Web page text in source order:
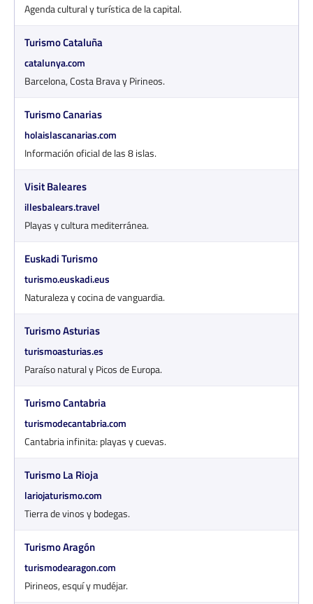
Agenda cultural y turística de la capital.
Turismo Cataluña
catalunya.com
Barcelona, Costa Brava y Pirineos.
Turismo Canarias
holaislascanarias.com
Información oficial de las 8 islas.
Visit Baleares
illesbalears.travel
Playas y cultura mediterránea.
Euskadi Turismo
turismo.euskadi.eus
Naturaleza y cocina de vanguardia.
Turismo Asturias
turismoasturias.es
Paraíso natural y Picos de Europa.
Turismo Cantabria
turismodecantabria.com
Cantabria infinita: playas y cuevas.
Turismo La Rioja
lariojaturismo.com
Tierra de vinos y bodegas.
Turismo Aragón
turismodearagon.com
Pirineos, esquí y mudéjar.